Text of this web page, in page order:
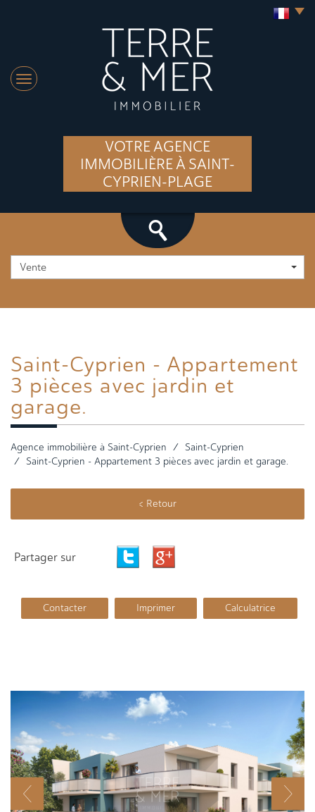
VOTRE AGENCE
IMMOBILIÈRE À SAINT-
CYPRIEN-PLAGE
Vente
Saint-Cyprien - Appartement
3 pièces avec jardin et
garage.
Agence immobilière à Saint-Cyprien
Saint-Cyprien
Saint-Cyprien - Appartement 3 pièces avec jardin et garage.
< Retour
Partager sur
Contacter Imprimer Calculatrice